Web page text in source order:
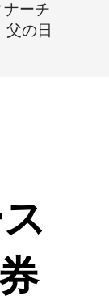
ナーチ
の日